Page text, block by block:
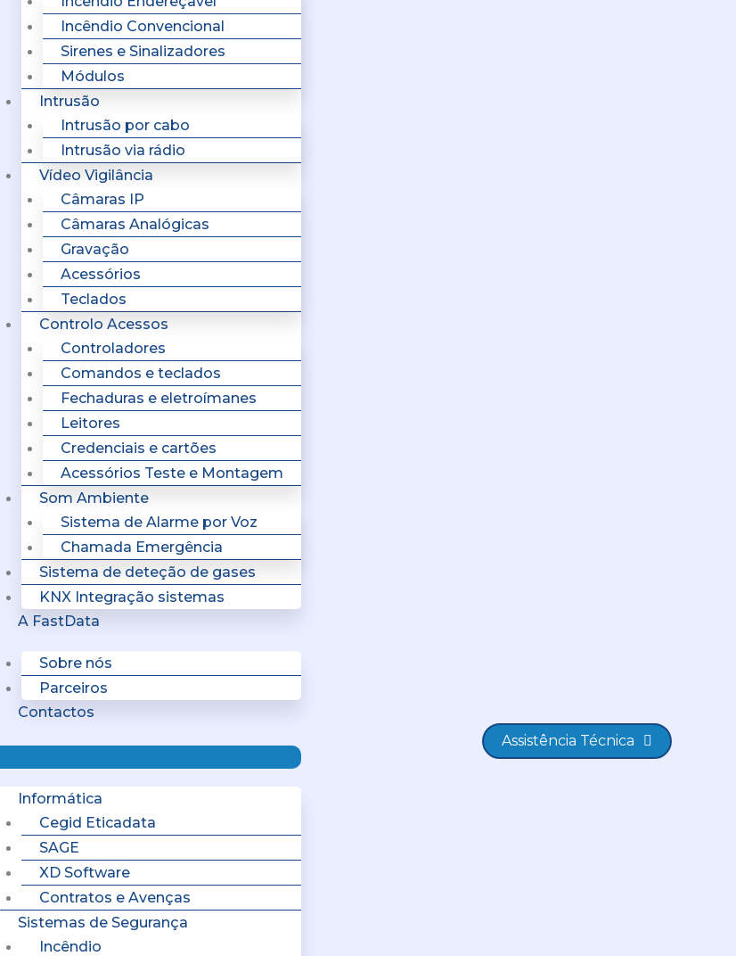
Incêndio Convencional
Sirenes e Sinalizadores
Módulos
Intrusão
Intrusão por cabo
Intrusão via rádio
Vídeo Vigilância
Câmaras IP
Câmaras Analógicas
Gravação
Acessórios
Teclados
Controlo Acessos
Controladores
Comandos e teclados
Fechaduras e eletroímanes
Leitores
Credenciais e cartões
Acessórios Teste e Montagem
Som Ambiente
Sistema de Alarme por Voz
Chamada Emergência
Sistema de deteção de gases
KNX Integração sistemas
A FastData
Sobre nós
Parceiros
Contactos
Informática
Cegid Eticadata
SAGE
XD Software
Contratos e Avenças
Sistemas de Segurança
Incêndio
Assistência Técnica